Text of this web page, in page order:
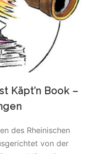
Käpt’n Book –
des Rheinischen
von der